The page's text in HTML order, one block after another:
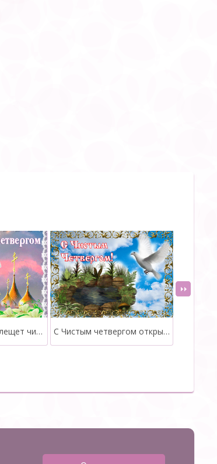
Пусть дом твой блещет чистотой - С Чистым Четвергом С Чистым четвергом открытка гиф